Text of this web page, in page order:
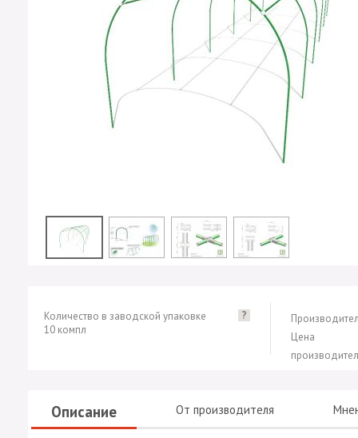
?
Количество в заводской упаковке
10 компл
Цена
Описание От производителя